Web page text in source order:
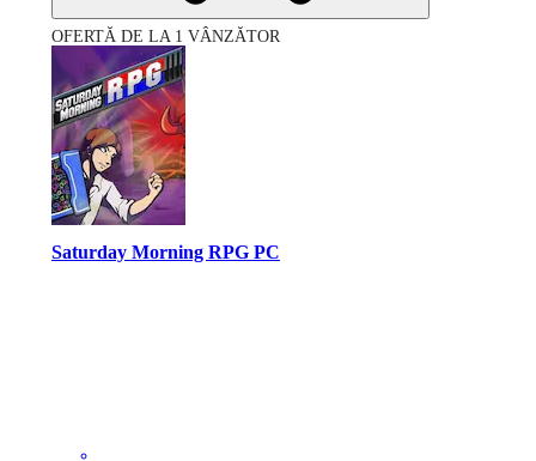
OFERTĂ DE LA 1 VÂNZĂTOR
Saturday Morning RPG PC